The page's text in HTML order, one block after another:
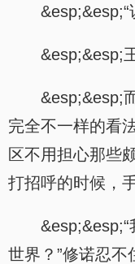
&esp;&esp;“
&esp;&esp;
&esp;&esp;
完全不一样的看
区不用担心那些
打招呼的时候，
世界？”修诺忍不